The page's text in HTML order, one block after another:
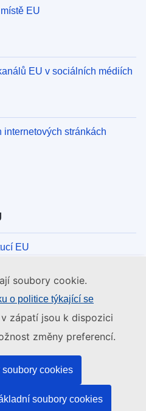
soubory cookie.
o politice týkající se
zápatí jsou k dispozici
změny preferencí.
soubory cookies
soubory cookies
EU
EU v sociálních médiích
stránkách
EU